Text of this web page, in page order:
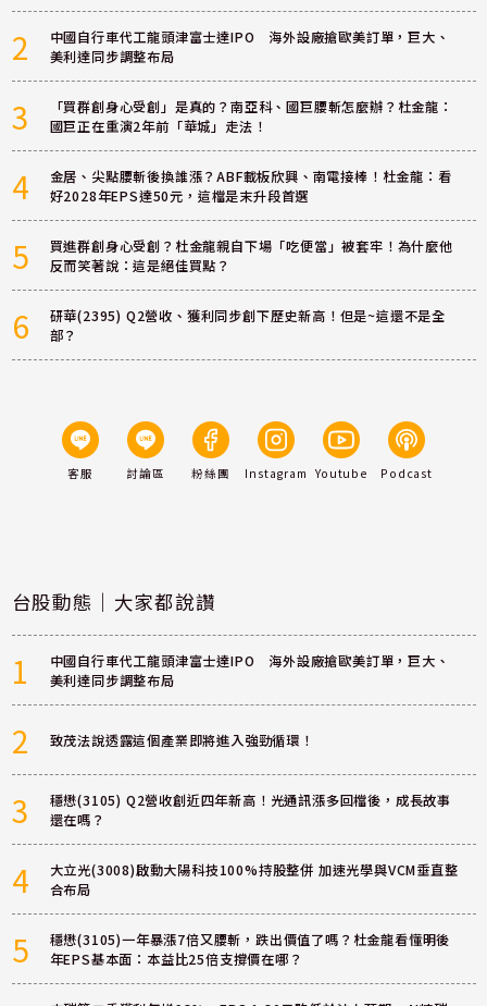
2
中國自行車代工龍頭津富士達IPO 海外設廠搶歐美訂單，巨大、
美利達同步調整布局
3
「買群創身心受創」是真的？南亞科、國巨腰斬怎麼辦？杜金龍：
國巨正在重演2年前「華城」走法！
4
金居、尖點腰斬後換誰漲？ABF載板欣興、南電接棒！杜金龍：看
好2028年EPS達50元，這檔是末升段首選
5
買進群創身心受創？杜金龍親自下場「吃便當」被套牢！為什麼他
反而笑著說：這是絕佳買點？
6
研華(2395) Q2營收、獲利同步創下歷史新高！但是~這還不是全
部？
客服 討論區 粉絲團 Instagram Youtube Podcast
台股動態｜大家都說讚
1
中國自行車代工龍頭津富士達IPO 海外設廠搶歐美訂單，巨大、
美利達同步調整布局
2 致茂法說透露這個產業即將進入強勁循環！
3
穩懋(3105) Q2營收創近四年新高！光通訊漲多回檔後，成長故事
還在嗎？
4
大立光(3008)啟動大陽科技100%持股整併 加速光學與VCM垂直整
合布局
5
穩懋(3105)一年暴漲7倍又腰斬，跌出價值了嗎？杜金龍看懂明後
年EPS基本面：本益比25倍支撐價在哪？